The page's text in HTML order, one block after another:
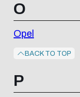
O
Opel
BACK TO TOP
P